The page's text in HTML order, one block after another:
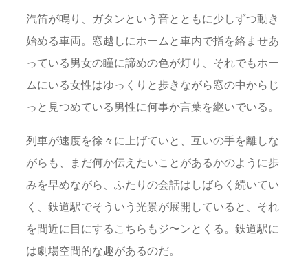
汽笛が鳴り、ガタンという音とともに少しずつ動き
始める車両。窓越しにホームと車内で指を絡ませあ
っている男女の瞳に諦めの色が灯り、それでもホー
ムにいる女性はゆっくりと歩きながら窓の中からじ
っと見つめている男性に何事か言葉を継いでいる。
列車が速度を徐々に上げていと、互いの手を離しな
がらも、まだ何か伝えたいことがあるかのように歩
みを早めながら、ふたりの会話はしばらく続いてい
く、鉄道駅でそういう光景が展開していると、それ
を間近に目にするこちらもジ〜ンとくる。鉄道駅に
は劇場空間的な趣があるのだ。